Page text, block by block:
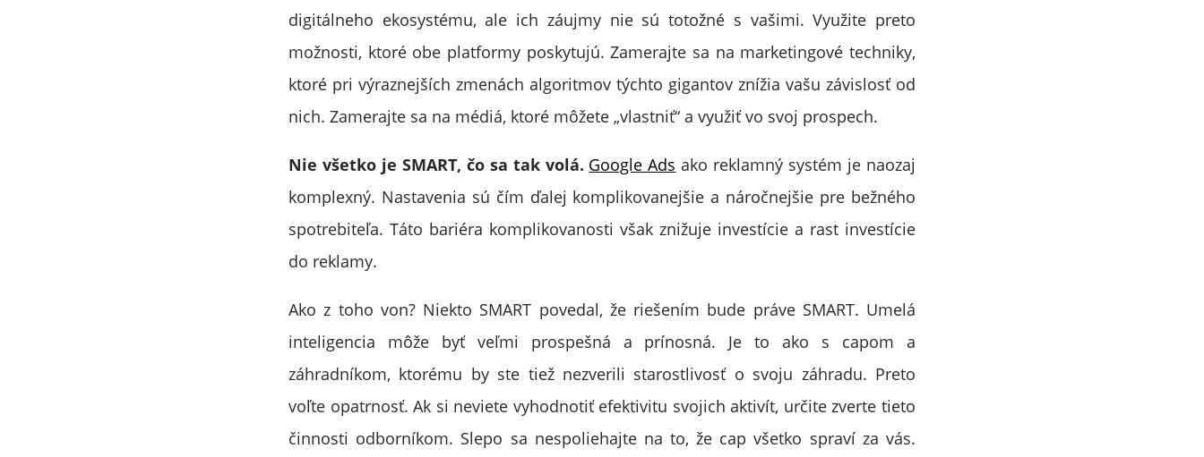
digitálneho ekosystému, ale ich záujmy nie sú totožné s vašimi. Využite preto
možnosti, ktoré obe platformy poskytujú. Zamerajte sa na marketingové techniky,
ktoré pri výraznejších zmenách algoritmov týchto gigantov znížia vašu závislosť od
nich. Zamerajte sa na médiá, ktoré môžete „vlastniť“ a využiť vo svoj prospech.
Nie všetko je SMART, čo sa tak volá. Google Ads ako reklamný systém je naozaj
komplexný. Nastavenia sú čím ďalej komplikovanejšie a náročnejšie pre bežného
spotrebiteľa. Táto bariéra komplikovanosti však znižuje investície a rast investície
do reklamy.
Ako z toho von? Niekto SMART povedal, že riešením bude práve SMART. Umelá
inteligencia môže byť veľmi prospešná a prínosná. Je to ako s capom a
záhradníkom, ktorému by ste tiež nezverili starostlivosť o svoju záhradu. Preto
voľte opatrnosť. Ak si neviete vyhodnotiť efektivitu svojich aktivít, určite zverte tieto
činnosti odborníkom. Slepo sa nespoliehajte na to, že cap všetko spraví za vás.